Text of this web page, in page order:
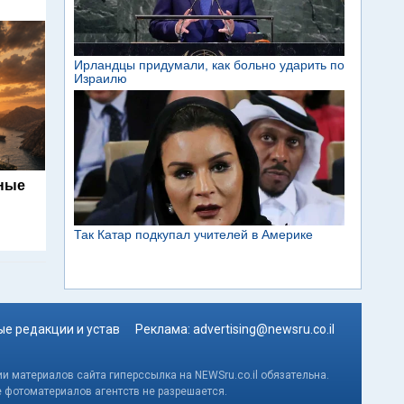
редакции и устав Реклама: advertising@newsru.co.il
сайта гиперссылка на NEWSru.co.il обязательна.
агентств не разрешается.